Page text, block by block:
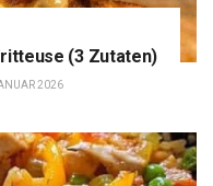
(3 Zutaten)
2026